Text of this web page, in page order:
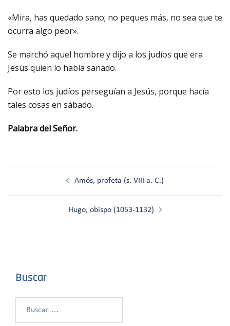
«Mira, has quedado sano; no peques más, no sea que te
ocurra algo peor».
Se marchó aquel hombre y dijo a los judíos que era
Jesús quien lo había sanado.
Por esto los judíos perseguían a Jesús, porque hacía
tales cosas en sábado.
Palabra del Señor.
Amós, profeta (s. VIII a. C.)
Hugo, obispo (1053-1132)
Buscar